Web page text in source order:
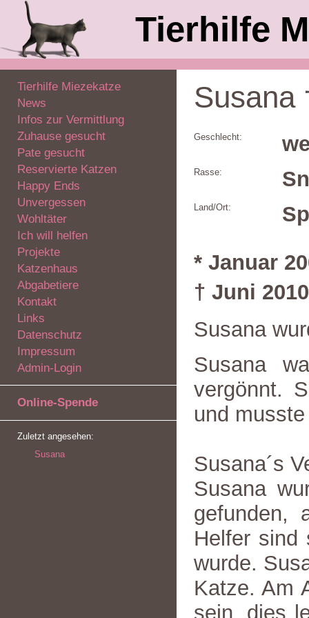
Tierhilfe
Tierhilfe Miezekatze
News
Infos zur Vermittlung
Zuhause gesucht
Pate gesucht
Reservierte Katzen
Happy Ends
Unvergessen
Wohltäter
Ich will helfen
Projekte
Katzenhaus
Abgabetiere
Kontakt
Links
Datenschutz
Impressum
Admin-Login
Online-Spende
Zuletzt angesehen:
Susana
Susana
Geschlecht:
Rasse:
Land/Ort:
* Januar
† Juni 2010
Susana
Susana
vergönnt.
und
Susana´s
Susana
gefunden,
Helfer sind
wurde.
Katze. Am
sein, dies